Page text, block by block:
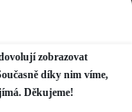
zobrazovat
díky nim víme,
Děkujeme!